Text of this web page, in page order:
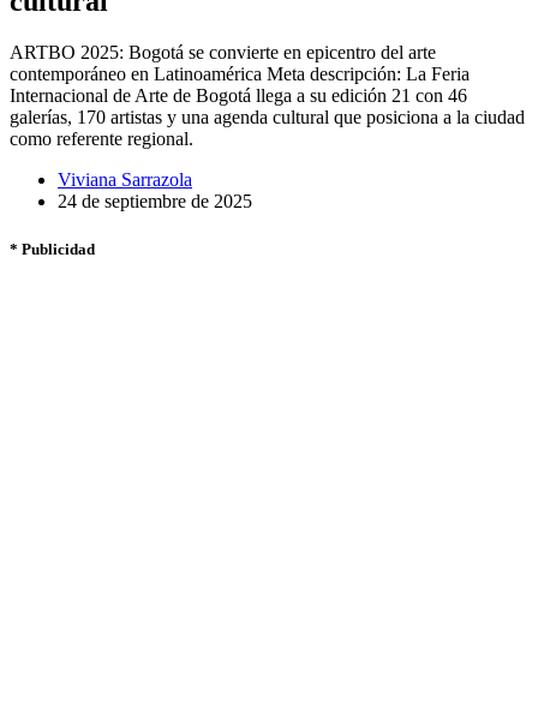
ARTBO 2025: Bogotá se convierte en epicentro del arte
contemporáneo en Latinoamérica Meta descripción: La Feria
Internacional de Arte de Bogotá llega a su edición 21 con 46
galerías, 170 artistas y una agenda cultural que posiciona a la ciudad
como referente regional.
Viviana Sarrazola
24 de septiembre de 2025
* Publicidad